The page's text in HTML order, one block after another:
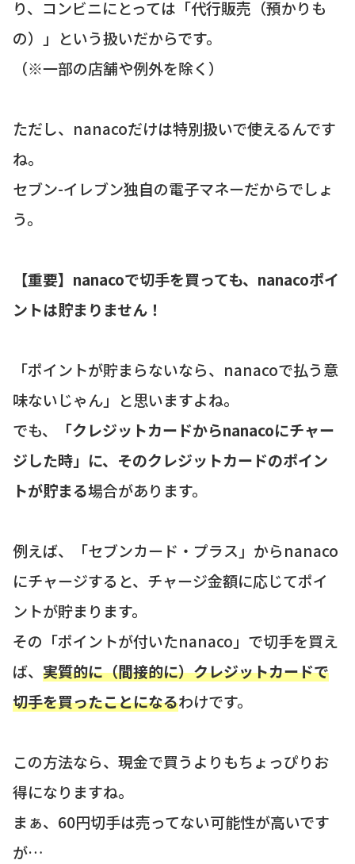
り、コンビニにとっては「代行販売（預かりも
の）」という扱いだからです。
（※一部の店舗や例外を除く）
ただし、nanacoだけは特別扱いで使えるんです
ね。
セブン-イレブン独自の電子マネーだからでしょ
う。
【重要】nanacoで切手を買っても、nanacoポイ
ントは貯まりません！
「ポイントが貯まらないなら、nanacoで払う意
味ないじゃん」と思いますよね。
でも、
「クレジットカードからnanacoにチャー
ジした時」に、そのクレジットカードのポイン
トが貯まる場合があります。
例えば、「セブンカード・プラス」からnanaco
にチャージすると、チャージ金額に応じてポイ
ントが貯まります。
その「ポイントが付いたnanaco」で切手を買え
ば、 実質的に（間接的に）クレジットカードで
切手を買ったことになるわけです。
この方法なら、現金で買うよりもちょっぴりお
得になりますね。
まぁ、60円切手は売ってない可能性が高いです
が…